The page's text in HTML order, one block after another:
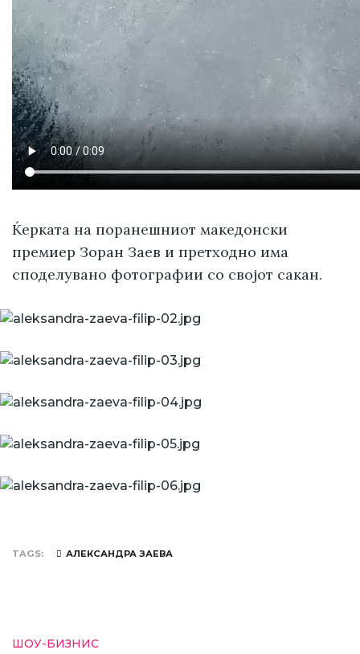
Ќерката на поранешниот македонски
премиер Зоран Заев и претходно има
споделувано фотографии со својот сакан.
TAGS АЛЕКСАНДРА ЗАЕВА
ШОУ-БИЗНИС